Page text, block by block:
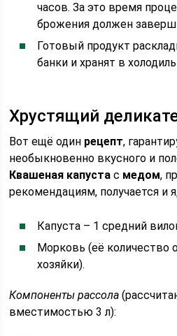
часов. За это время
брожения должен
Готовый продукт
банки и хранят в
Хрустящий
Вот ещё один рецепт,
необыкновенно вкусного и
Квашеная капуста с медом,
рекомендациям, получается и
Капуста – 1 средний
Морковь (её количество
хозяйки).
Компоненты рассола
вместимостью 3 л):